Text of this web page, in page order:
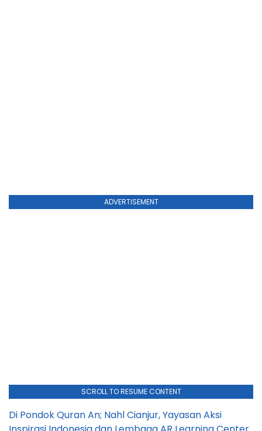
ADVERTISEMENT
SCROLL TO RESUME CONTENT
Di Pondok Quran An; Nahl Cianjur, Yayasan Aksi